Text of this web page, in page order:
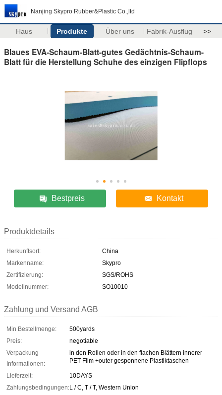
Nanjing Skypro Rubber&Plastic Co.,ltd
Haus Produkte Über uns Fabrik-Ausflug >>
Blaues EVA-Schaum-Blatt-gutes Gedächtnis-Schaum-
Blatt für die Herstellung Schuhe des einzigen Flipflops
Bestpreis Kontakt
Produktdetails
Herkunftsort:
China
Markenname:
Skypro
Zertifizierung:
SGS/ROHS
Modellnummer:
SO10010
Zahlung und Versand AGB
Min Bestellmenge:
500yards
Preis:
negotiable
Verpackung
Informationen:
in den Rollen oder in den flachen Blättern innerer
PET-Film +outer gesponnene Plastiktaschen
Lieferzeit:
10DAYS
Zahlungsbedingungen:L / C, T / T, Western Union